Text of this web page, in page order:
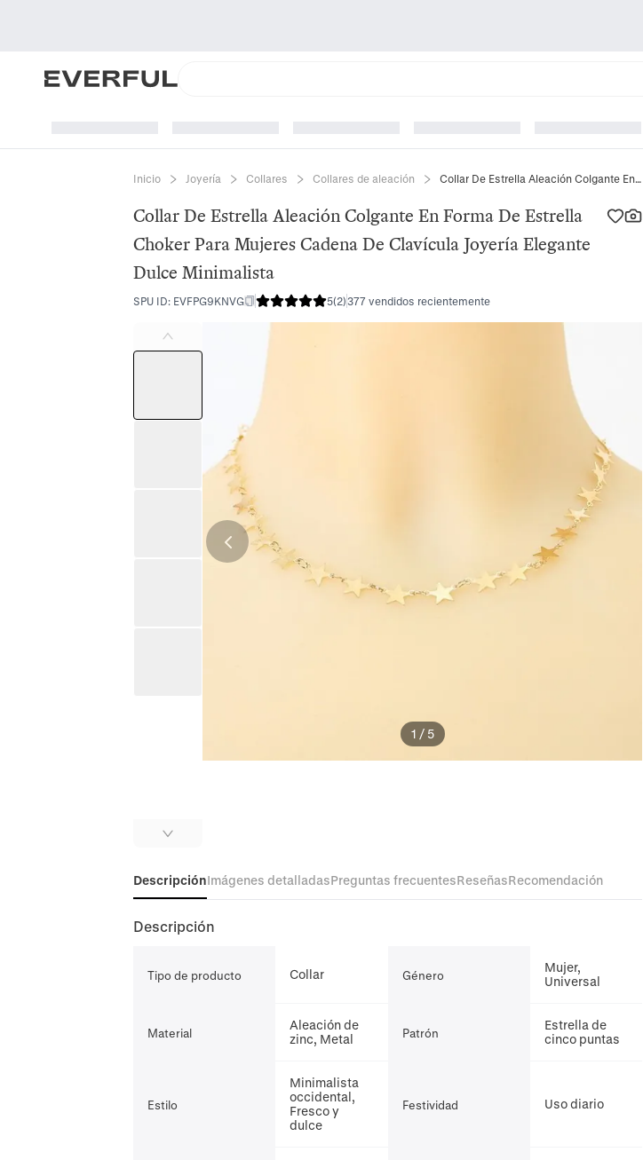
Inicio Joyería Collares Collares de aleación Collar De Estrella Aleación Colgante En Forma De Estrella Choker Para Mujeres Cadena De Clavícula Joyería Elegante Dulce Minimalista
Collar De Estrella Aleación Colgante En Forma De Estrella
Choker Para Mujeres Cadena De Clavícula Joyería Elegante
Dulce Minimalista
SPU ID: EVFPG9KNVG 5(2)377 vendidos recientemente
1 / 5
DescripciónImágenes detalladasPreguntas frecuentesReseñasRecomendación
Descripción
Tipo de producto Collar Género
Mujer,
Universal
Material
Aleación de
zinc, Metal
Patrón
Estrella de
cinco puntas
Estilo
Minimalista
occidental,
Fresco y
dulce
Festividad Uso diario